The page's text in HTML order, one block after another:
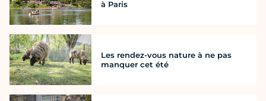
à Paris
Les rendez-vous nature à ne pas
manquer cet été